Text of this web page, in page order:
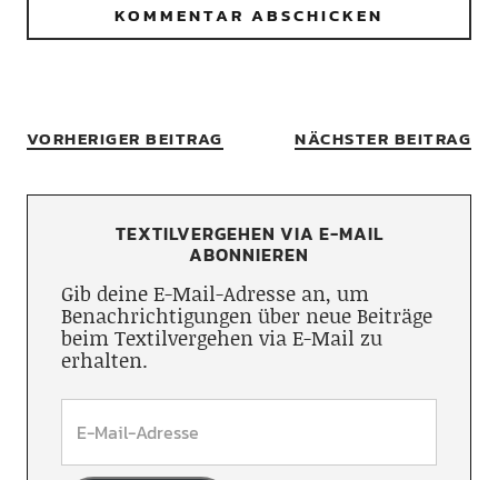
VORHERIGER BEITRAG NÄCHSTER BEITRAG
TEXTILVERGEHEN VIA E-MAIL
ABONNIEREN
Gib deine E-Mail-Adresse an, um
Benachrichtigungen über neue Beiträge
beim Textilvergehen via E-Mail zu
erhalten.